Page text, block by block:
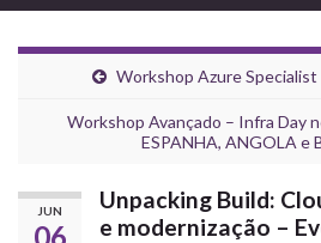
Workshop Azure Specialist
Workshop Avançado – Infra Day
ESPANHA, ANGOLA e
JUN
06
Unpacking Build:
e modernização –